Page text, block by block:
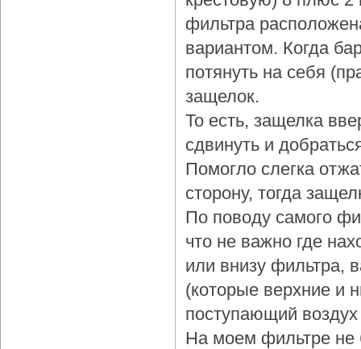
фильтра
вариантом. Когда
потянуть на себя
защелок.
То есть, защелка
сдвинуть и
Помогло слегка
сторону, тогда
По поводу самого
что не важно где
или внизу фильтра,
(которые верхние и
поступающий
На моем фильтре не